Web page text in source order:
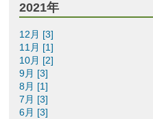
2021年
12月 [3]
11月 [1]
10月 [2]
9月 [3]
8月 [1]
7月 [3]
6月 [3]